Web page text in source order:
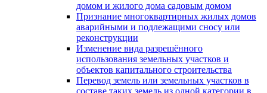
домом и жилого дома садовым домом
Признание многоквартирных жилых домов
аварийными и подлежащими сносу или
реконструкции
Изменение вида разрешённого
использования земельных участков и
объектов капитального строительства
Перевод земель или земельных участков в